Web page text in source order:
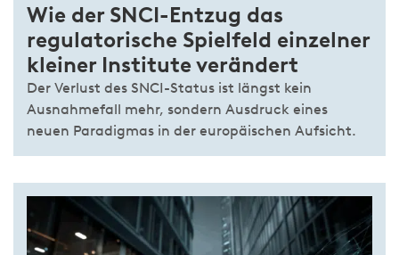
Wie der SNCI-Entzug das
regulatorische Spielfeld einzelner
kleiner Institute verändert
Der Verlust des SNCI-Status ist längst kein
Ausnahmefall mehr, sondern Ausdruck eines
neuen Paradigmas in der europäischen Aufsicht.